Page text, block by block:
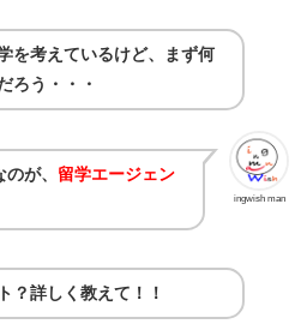
を考えているけど、まず何
ろう・・・
ingwish man
が、 留学エージェン
？詳しく教えて！！